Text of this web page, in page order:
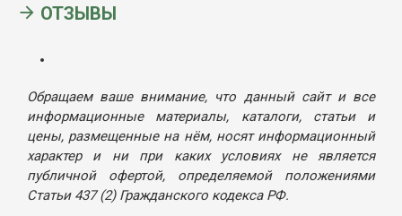
ОТЗЫВЫ
Обращаем ваше внимание, что данный сайт и все
информационные материалы, каталоги, статьи и
цены, размещенные на нём, носят информационный
характер и ни при каких условиях не является
публичной офертой, определяемой положениями
Статьи 437 (2) Гражданского кодекса РФ.